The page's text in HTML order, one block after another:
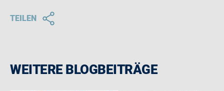
TEILEN
WEITERE BLOGBEITRÄGE